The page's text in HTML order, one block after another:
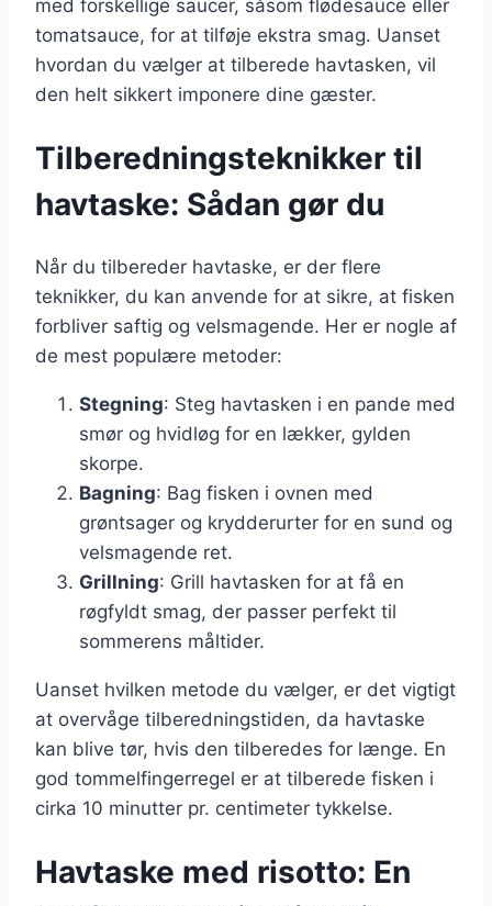
med forskellige saucer, såsom flødesauce eller
tomatsauce, for at tilføje ekstra smag. Uanset
hvordan du vælger at tilberede havtasken, vil
den helt sikkert imponere dine gæster.
Tilberedningsteknikker til
havtaske: Sådan gør du
Når du tilbereder havtaske, er der flere
teknikker, du kan anvende for at sikre, at fisken
forbliver saftig og velsmagende. Her er nogle af
de mest populære metoder:
Stegning: Steg havtasken i en pande med
smør og hvidløg for en lækker, gylden
skorpe.
Bagning: Bag fisken i ovnen med
grøntsager og krydderurter for en sund og
velsmagende ret.
Grillning: Grill havtasken for at få en
røgfyldt smag, der passer perfekt til
sommerens måltider.
Uanset hvilken metode du vælger, er det vigtigt
at overvåge tilberedningstiden, da havtaske
kan blive tør, hvis den tilberedes for længe. En
god tommelfingerregel er at tilberede fisken i
cirka 10 minutter pr. centimeter tykkelse.
Havtaske med risotto: En